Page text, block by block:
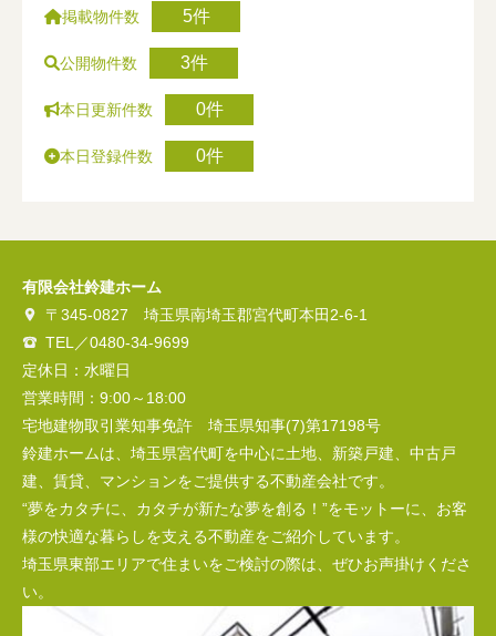
掲載物件数 5件
公開物件数 3件
本日更新件数 0件
本日登録件数 0件
有限会社鈴建ホーム
〒345-0827 埼玉県南埼玉郡宮代町本田2-6-1
TEL／0480-34-9699
定休日：水曜日
営業時間：9:00～18:00
宅地建物取引業知事免許 埼玉県知事(7)第17198号
鈴建ホームは、埼玉県宮代町を中心に土地、新築戸建、中古戸
建、賃貸、マンションをご提供する不動産会社です。
“夢をカタチに、カタチが新たな夢を創る！”をモットーに、お客
様の快適な暮らしを支える不動産をご紹介しています。
埼玉県東部エリアで住まいをご検討の際は、ぜひお声掛けくださ
い。